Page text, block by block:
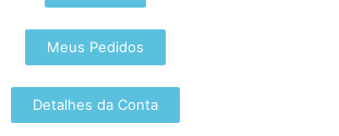
Meus Pedidos
Detalhes da Conta